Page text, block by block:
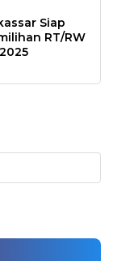
Siap
RT/RW